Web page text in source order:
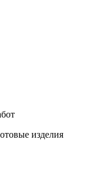
изделия